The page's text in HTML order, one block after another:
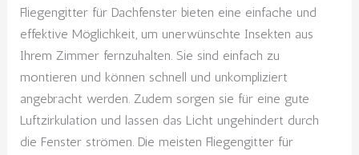
Fliegengitter für Dachfenster bieten eine einfache und
effektive Möglichkeit, um unerwünschte Insekten aus
Ihrem Zimmer fernzuhalten. Sie sind einfach zu
montieren und können schnell und unkompliziert
angebracht werden. Zudem sorgen sie für eine gute
Luftzirkulation und lassen das Licht ungehindert durch
die Fenster strömen. Die meisten Fliegengitter für